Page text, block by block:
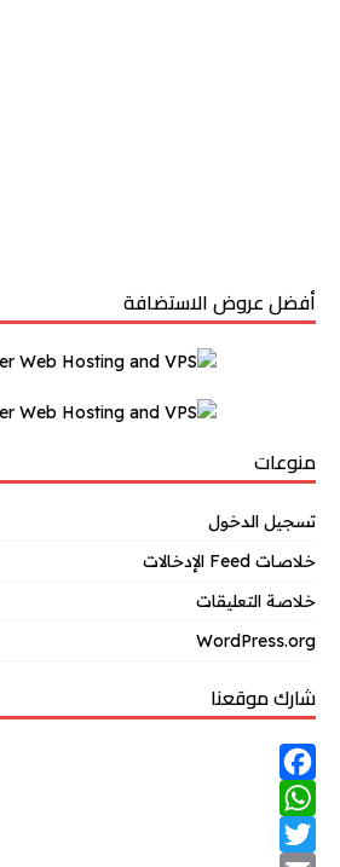
أفضل عروض الاستضافة
منوعات
تسجيل الدخول
خلاصات Feed الإدخالات
خلاصة التعليقات
WordPress.org
شارك موقعنا
F
a
W